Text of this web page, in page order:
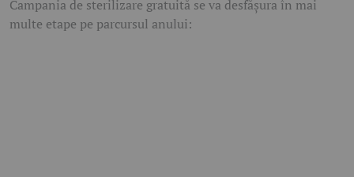
Campania de sterilizare gratuită se va desfășura în mai
multe etape pe parcursul anului: